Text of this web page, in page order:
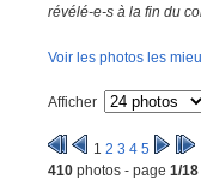
révélé-e-s à la fin du
Voir les photos les
Afficher
1 2 3 4 5
410 photos - page 1/18